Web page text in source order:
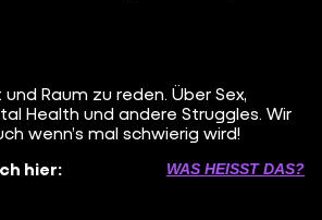
Raum zu reden. Über Sex,
Health und andere Struggles. Wir
wenn’s mal schwierig wird!
hier:
WAS HEISST DAS?